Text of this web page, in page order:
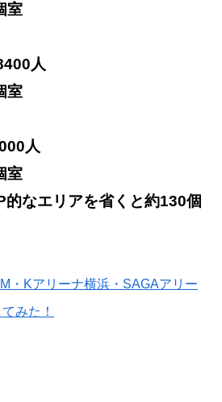
室
人
室
人
室
なエリアを省くと約130個
・Kアリーナ横浜・SAGAアリー
みた！